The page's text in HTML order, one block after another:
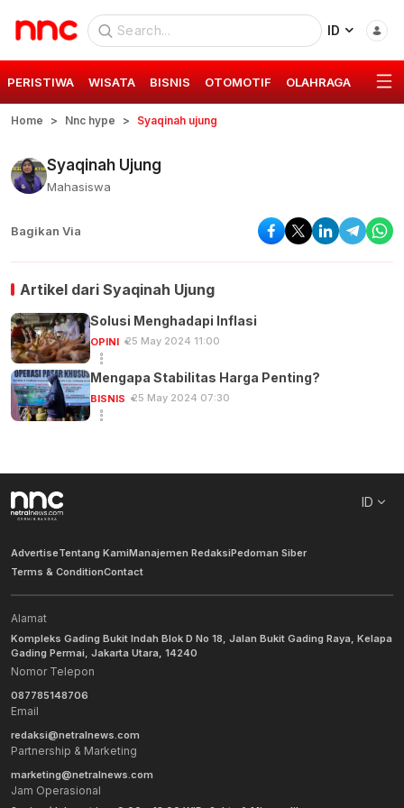
ID
PERISTIWA WISATA BISNIS OTOMOTIF OLAHRAGA GAYA
Home Nnc hype Syaqinah ujung
Syaqinah Ujung
Mahasiswa
Bagikan Via
Artikel dari Syaqinah Ujung
Solusi Menghadapi Inflasi
OPINI 25 May 2024 11:00
Mengapa Stabilitas Harga Penting?
BISNIS 25 May 2024 07:30
ID
AdvertiseTentang KamiManajemen RedaksiPedoman Siber
Terms & ConditionContact
Alamat
Kompleks Gading Bukit Indah Blok D No 18, Jalan Bukit Gading Raya, Kelapa
Gading Permai, Jakarta Utara, 14240
Nomor Telepon
087785148706
Email
redaksi@netralnews.com
Partnership & Marketing
marketing@netralnews.com
Jam Operasional